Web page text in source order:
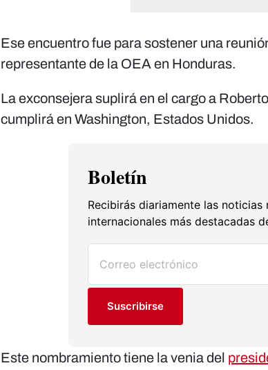
Ese encuentro fue para sostener una
representante de la OEA en Honduras.
La exconsejera suplirá en el cargo a
cumplirá en Washington, Estados Unidos.
Boletín
Recibirás diariamente las noticias
internacionales más destacadas
Suscribirse
Este nombramiento tiene la venia del